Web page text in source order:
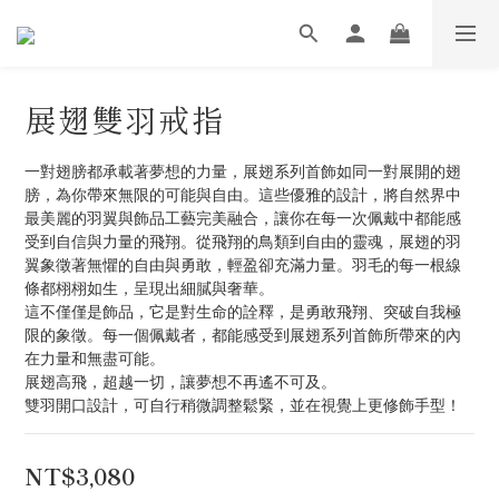
展翅雙羽戒指
一對翅膀都承載著夢想的力量，展翅系列首飾如同一對展開的翅
膀，為你帶來無限的可能與自由。這些優雅的設計，將自然界中
最美麗的羽翼與飾品工藝完美融合，讓你在每一次佩戴中都能感
受到自信與力量的飛翔。從飛翔的鳥類到自由的靈魂，展翅的羽
翼象徵著無懼的自由與勇敢，輕盈卻充滿力量。羽毛的每一根線
條都栩栩如生，呈現出細膩與奢華。
這不僅僅是飾品，它是對生命的詮釋，是勇敢飛翔、突破自我極
限的象徵。每一個佩戴者，都能感受到展翅系列首飾所帶來的內
在力量和無盡可能。
展翅高飛，超越一切，讓夢想不再遙不可及。
雙羽開口設計，可自行稍微調整鬆緊，並在視覺上更修飾手型！
NT$3,080